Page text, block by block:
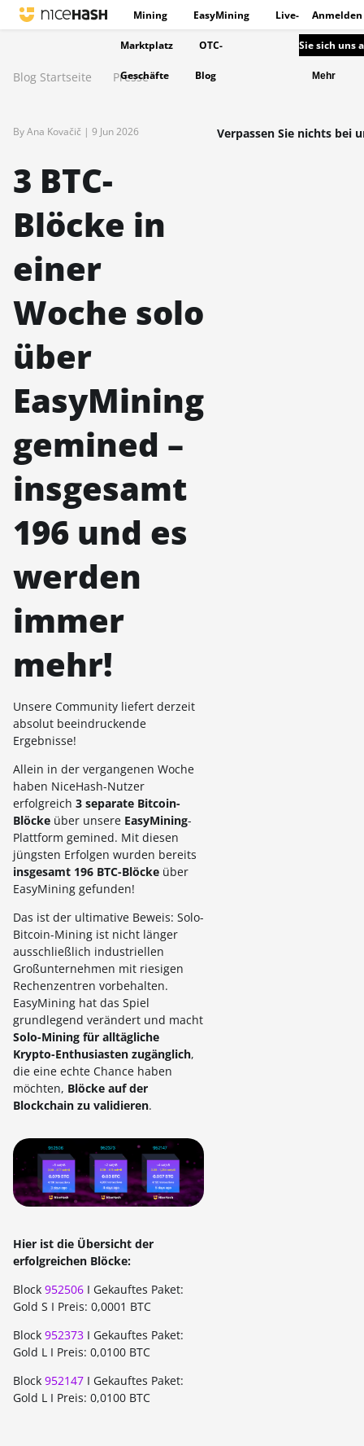
Mining EasyMining Live-
Marktplatz OTC-
Geschäfte Blog
Anmelden
Sie sich uns
Mehr
Blog Startseite Presse
By Ana Kovačič | 9 Jun 2026
3 BTC-
Blöcke in
einer
Woche solo
über
EasyMining
gemined –
insgesamt
196 und es
werden
immer
mehr!
Unsere Community liefert derzeit
absolut beeindruckende
Ergebnisse!
Allein in der vergangenen Woche
haben NiceHash-Nutzer
erfolgreich 3 separate Bitcoin-
Blöcke über unsere EasyMining-
Plattform gemined. Mit diesen
jüngsten Erfolgen wurden bereits
insgesamt 196 BTC-Blöcke über
EasyMining gefunden!
Das ist der ultimative Beweis: Solo-
Bitcoin-Mining ist nicht länger
ausschließlich industriellen
Großunternehmen mit riesigen
Rechenzentren vorbehalten.
EasyMining hat das Spiel
grundlegend verändert und macht
Solo-Mining für alltägliche
Krypto-Enthusiasten zugänglich,
die eine echte Chance haben
möchten, Blöcke auf der
Blockchain zu validieren.
Hier ist die Übersicht der
erfolgreichen Blöcke:
Block 952506 I Gekauftes Paket:
Gold S I Preis: 0,0001 BTC
Block 952373 I Gekauftes Paket:
Gold L I Preis: 0,0100 BTC
Block 952147 I Gekauftes Paket:
Gold L I Preis: 0,0100 BTC
Verpassen Sie nichts bei